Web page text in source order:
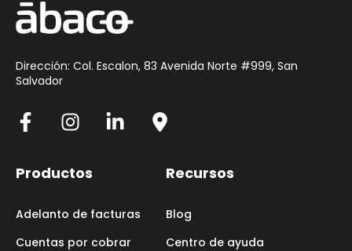
Dirección: Col. Escalon, 83 Avenida Norte #999, San
Salvador
Productos
Adelanto de facturas
Cuentas por cobrar
Recursos
Blog
Centro de ayuda